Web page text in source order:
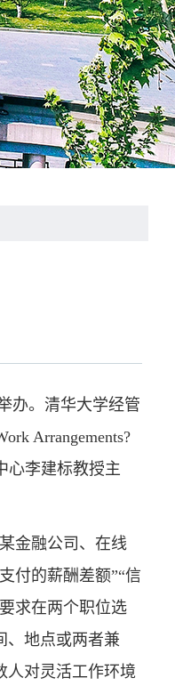
办。清华大学经管
Arrangements?
心李建标教授主
金融公司、在线
付的薪酬差额”“信
求在两个职位选
地点或两者兼
人对灵活工作环境